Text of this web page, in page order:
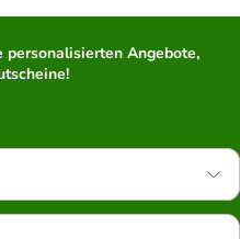
personalisierten Angebote,